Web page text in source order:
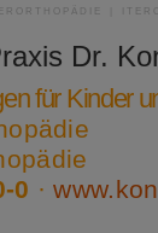
|
Dr.
für Kinder
0 ·